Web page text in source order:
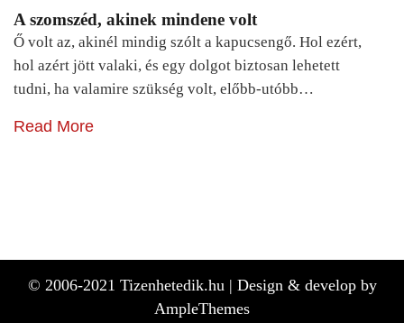
A szomszéd, akinek mindene volt
Ő volt az, akinél mindig szólt a kapucsengő. Hol ezért,
hol azért jött valaki, és egy dolgot biztosan lehetett
tudni, ha valamire szükség volt, előbb-utóbb…
Read More
© 2006-2021 Tizenhetedik.hu | Design & develop by
AmpleThemes